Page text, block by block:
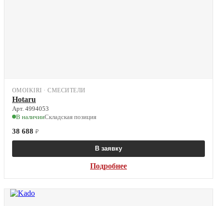
OMOIKIRI · СМЕСИТЕЛИ
Hotaru
Арт. 4994053
В наличииСкладская позиция
38 688 ₽
В заявку
Подробнее